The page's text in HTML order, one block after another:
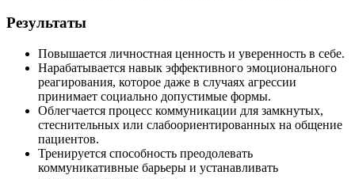
80-30
599-880
Результаты
Повышается личностная ценность и уверенность в себе.
Нарабатывается навык эффективного эмоционального
реагирования, которое даже в случаях агрессии
принимает социально допустимые формы.
Облегчается процесс коммуникации для замкнутых,
стеснительных или слабоориентированных на общение
пациентов.
Тренируется способность преодолевать
коммуникативные барьеры и устанавливать